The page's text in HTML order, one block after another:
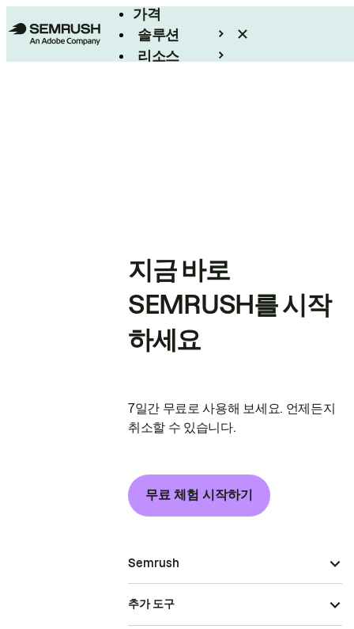
가격
솔루션
리소스
지금 바로
SEMRUSH를 시작
하세요
7일간 무료로 사용해 보세요. 언제든지
취소할 수 있습니다.
무료 체험 시작하기
Semrush
추가 도구